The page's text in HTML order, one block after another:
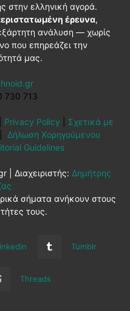
στην ελληνική αγορά.
έρευνα,
ανάλυση — χωρίς
που επηρεάζει την
μας.
730 713
Privacy Policy
Σχετικά με
Δήλωση Χορηγούμενου
Guidelines
Διαχειριστής: Δημήτρης
σήματα ανήκουν στους
τους.
Tumblr
Threads